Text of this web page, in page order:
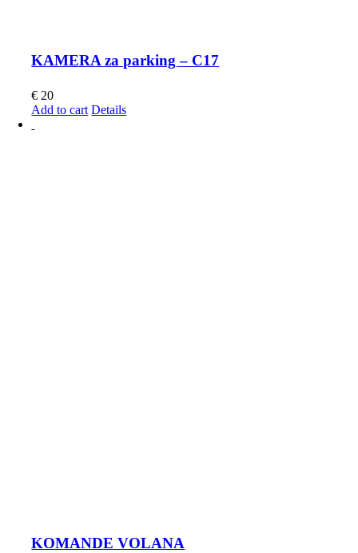
KAMERA za parking – C17
€ 20
Add to cart Details
KOMANDE VOLANA